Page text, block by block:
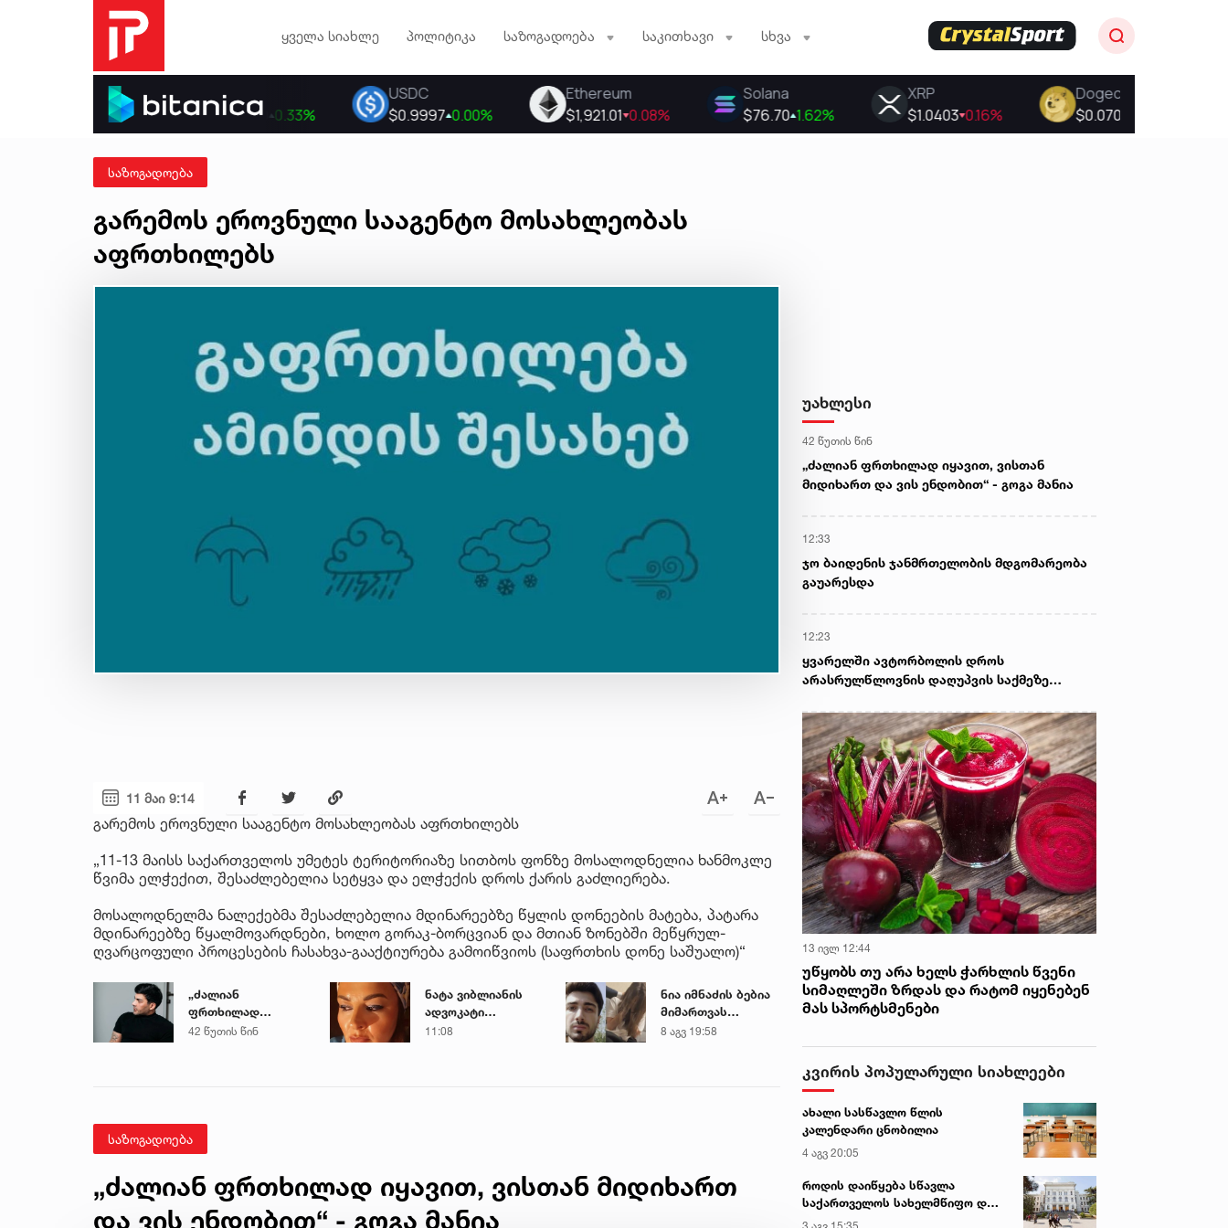
ყველა სიახლე პოლიტიკა საზოგადოება საკითხავი სხვა
საზოგადოება
გარემოს ეროვნული სააგენტო მოსახლეობას
აფრთხილებს
11 მაი 9:14
გარემოს ეროვნული სააგენტო მოსახლეობას აფრთხილებს
„11-13 მაისს საქართველოს უმეტეს ტერიტორიაზე სითბოს ფონზე მოსალოდნელია ხანმოკლე
წვიმა ელჭექით, შესაძლებელია სეტყვა და ელჭექის დროს ქარის გაძლიერება.
მოსალოდნელმა ნალექებმა შესაძლებელია მდინარეებზე წყლის დონეების მატება, პატარა
მდინარეებზე წყალმოვარდნები, ხოლო გორაკ-ბორცვიან და მთიან ზონებში მეწყრულ-
ღვარცოფული პროცესების ჩასახვა-გააქტიურება გამოიწვიოს (საფრთხის დონე საშუალო)“
„ძალიან
ფრთხილად
იყავით, ვისთან
42 წუთის წინ
ნატა ვიბლიანის
ადვოკატი
მიმართვას
11:08
ნია იმნაძის ბებია
მიმართვას
ავრცელებს
8 აგვ 19:58
საზოგადოება
„ძალიან ფრთხილად იყავით, ვისთან მიდიხართ
და ვის ენდობით“ - გოგა მანია
უახლესი
42 წუთის წინ
„ძალიან ფრთხილად იყავით, ვისთან
მიდიხართ და ვის ენდობით“ - გოგა მანია
12:33
ჯო ბაიდენის ჯანმრთელობის მდგომარეობა
გაუარესდა
12:23
ყვარელში ავტორბოლის დროს
არასრულწლოვნის დაღუპვის საქმეზე
რა არის ამ დროისთვის ცნობილი
13 ივლ 12:44
უწყობს თუ არა ხელს ჭარხლის წვენი
სიმაღლეში ზრდას და რატომ იყენებენ
მას სპორტსმენები
კვირის პოპულარული სიახლეები
ახალი სასწავლო წლის
კალენდარი ცნობილია
4 აგვ 20:05
როდის დაიწყება სწავლა
საქართველოს სახელმწიფო და
კერძო უნივერსიტეტებში